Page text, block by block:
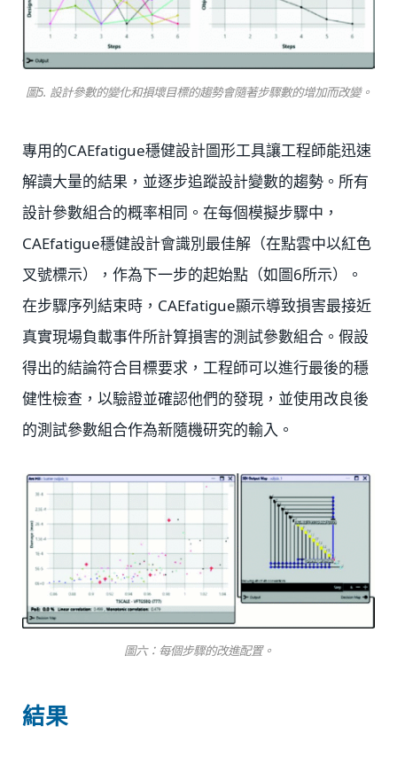
圖5. 設計參數的變化和損壞目標的趨勢會隨著步驟數的增加而改變。
專用的CAEfatigue穩健設計圖形工具讓工程師能迅速
解讀大量的結果，並逐步追蹤設計變數的趨勢。所有
設計參數組合的概率相同。在每個模擬步驟中，
CAEfatigue穩健設計會識別最佳解（在點雲中以紅色
叉號標示），作為下一步的起始點（如圖6所示）。
在步驟序列結束時，CAEfatigue顯示導致損害最接近
真實現場負載事件所計算損害的測試參數組合。假設
得出的結論符合目標要求，工程師可以進行最後的穩
健性檢查，以驗證並確認他們的發現，並使用改良後
的測試參數組合作為新隨機研究的輸入。
圖六：每個步驟的改進配置。
結果